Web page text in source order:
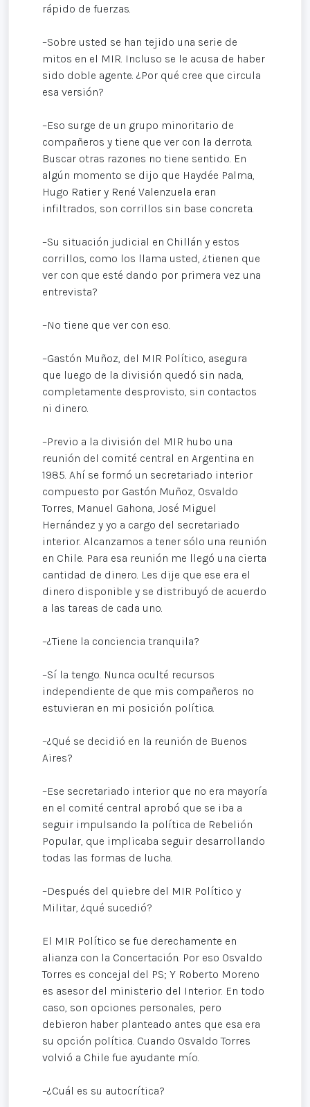
rápido de fuerzas.
–Sobre usted se han tejido una serie de
mitos en el MIR. Incluso se le acusa de haber
sido doble agente. ¿Por qué cree que circula
esa versión?
–Eso surge de un grupo minoritario de
compañeros y tiene que ver con la derrota.
Buscar otras razones no tiene sentido. En
algún momento se dijo que Haydée Palma,
Hugo Ratier y René Valenzuela eran
infiltrados, son corrillos sin base concreta.
–Su situación judicial en Chillán y estos
corrillos, como los llama usted, ¿tienen que
ver con que esté dando por primera vez una
entrevista?
–No tiene que ver con eso.
–Gastón Muñoz, del MIR Político, asegura
que luego de la división quedó sin nada,
completamente desprovisto, sin contactos
ni dinero.
–Previo a la división del MIR hubo una
reunión del comité central en Argentina en
1985. Ahí se formó un secretariado interior
compuesto por Gastón Muñoz, Osvaldo
Torres, Manuel Gahona, José Miguel
Hernández y yo a cargo del secretariado
interior. Alcanzamos a tener sólo una reunión
en Chile. Para esa reunión me llegó una cierta
cantidad de dinero. Les dije que ese era el
dinero disponible y se distribuyó de acuerdo
a las tareas de cada uno.
–¿Tiene la conciencia tranquila?
–Sí la tengo. Nunca oculté recursos
independiente de que mis compañeros no
estuvieran en mi posición política.
–¿Qué se decidió en la reunión de Buenos
Aires?
–Ese secretariado interior que no era mayoría
en el comité central aprobó que se iba a
seguir impulsando la política de Rebelión
Popular, que implicaba seguir desarrollando
todas las formas de lucha.
–Después del quiebre del MIR Político y
Militar, ¿qué sucedió?
El MIR Político se fue derechamente en
alianza con la Concertación. Por eso Osvaldo
Torres es concejal del PS; Y Roberto Moreno
es asesor del ministerio del Interior. En todo
caso, son opciones personales, pero
debieron haber planteado antes que esa era
su opción política. Cuando Osvaldo Torres
volvió a Chile fue ayudante mío.
–¿Cuál es su autocrítica?